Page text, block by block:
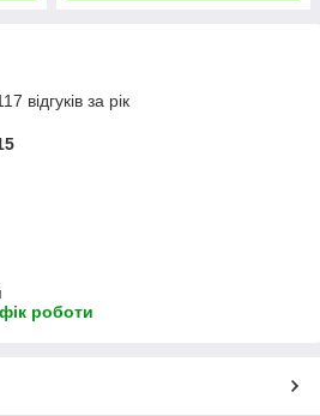
відгуків за рік
роботи